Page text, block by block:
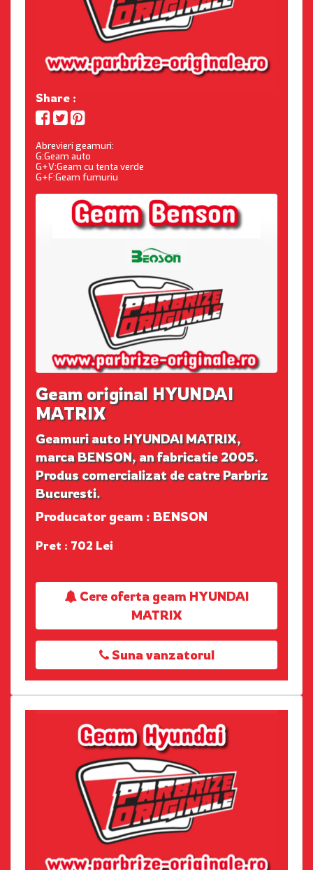
Share :
Abrevieri geamuri:
G:Geam auto
G+V:Geam cu tenta verde
G+F:Geam fumuriu
Geam original HYUNDAI
MATRIX
Geamuri auto HYUNDAI MATRIX,
marca BENSON, an fabricatie 2005.
Produs comercializat de catre Parbriz
Bucuresti.
Producator geam : BENSON
Pret : 702 Lei
Cere oferta geam HYUNDAI
MATRIX
Suna vanzatorul